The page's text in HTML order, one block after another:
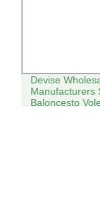
Devise
Manufacturers
Baloncesto